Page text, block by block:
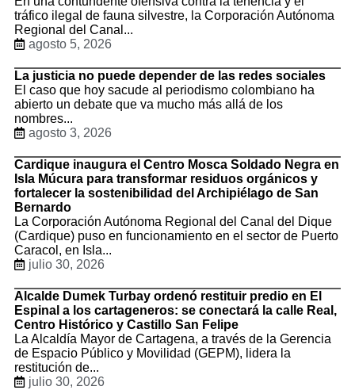
tráfico ilegal de fauna silvestre, la Corporación Autónoma
Regional del Canal...
agosto 5, 2026
La justicia no puede depender de las redes sociales
El caso que hoy sacude al periodismo colombiano ha
abierto un debate que va mucho más allá de los
nombres...
agosto 3, 2026
Cardique inaugura el Centro Mosca Soldado Negra en
Isla Múcura para transformar residuos orgánicos y
fortalecer la sostenibilidad del Archipiélago de San
Bernardo
La Corporación Autónoma Regional del Canal del Dique
(Cardique) puso en funcionamiento en el sector de Puerto
Caracol, en Isla...
julio 30, 2026
Alcalde Dumek Turbay ordenó restituir predio en El
Espinal a los cartageneros: se conectará la calle Real,
Centro Histórico y Castillo San Felipe
La Alcaldía Mayor de Cartagena, a través de la Gerencia
de Espacio Público y Movilidad (GEPM), lidera la
restitución de...
julio 30, 2026